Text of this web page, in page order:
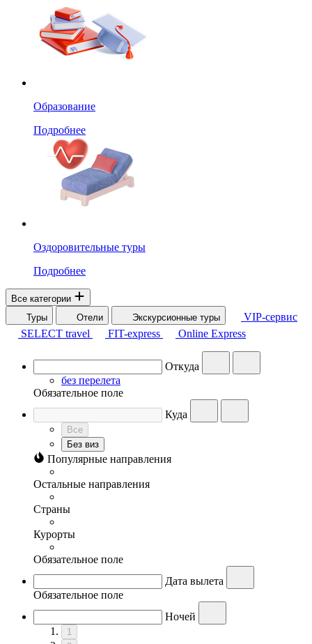
Образование
Подробнее
Оздоровительные туры
Подробнее
Все категории
Туры
Отели Экскурсионные туры
VIP-сервис
SELECT travel
FIT-express Online Express
Откуда
без перелета
Обязательное поле
Куда
Все
Без виз
Популярные направления
Остальные направления
Страны
Курорты
Обязательное поле
Дата вылета
Обязательное поле
Ночей
1